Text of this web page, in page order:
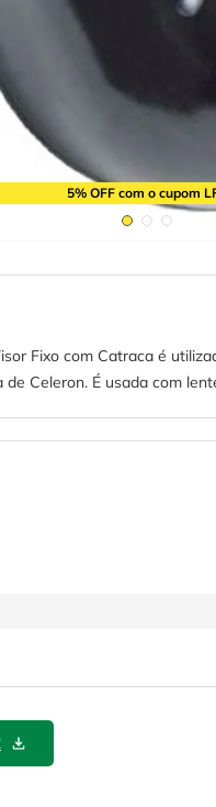
5% OFF com o cupom
Fixo com Catraca é
Celeron. É usada com